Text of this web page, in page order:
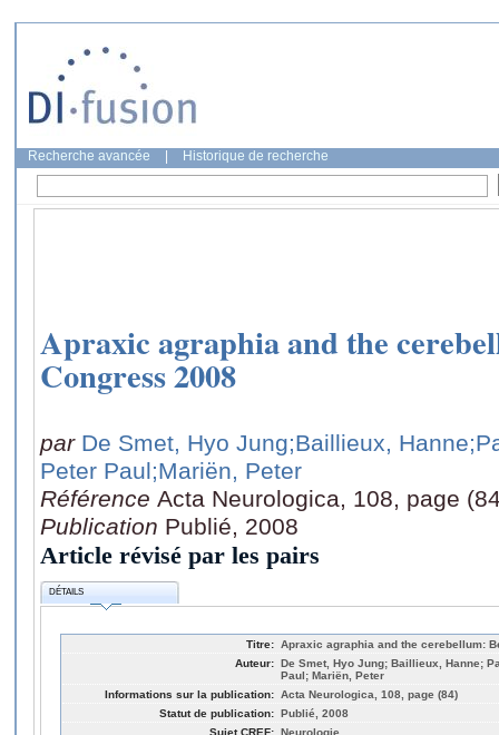
Recherche avancée Historique de recherche
Apraxic agraphia and the
Congress 2008
par De Smet, Hyo Jung;Baillieux, Hanne
Peter Paul;Mariën, Peter
Référence Acta Neurologica, 108, page
Publication Publié, 2008
Article révisé par les pairs
DÉTAILS
Titre: Apraxic agraphia and the cerebellum:
Auteur: De Smet, Hyo Jung; Baillieux, Hanne;
Paul; Mariën, Peter
Informations sur la publication: Acta Neurologica, 108, page (84)
Statut de publication: Publié, 2008
Sujet CREF: Neurologie